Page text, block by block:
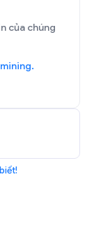
của chúng